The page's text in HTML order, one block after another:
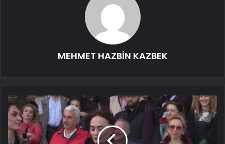
MEHMET HAZBİN KAZBEK